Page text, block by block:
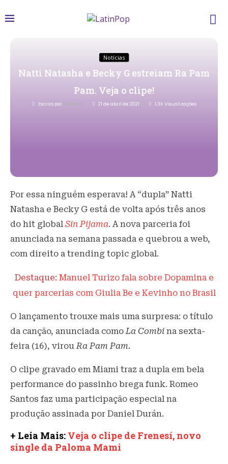
Notícias
Natti Natasha e Becky G estreiam Ra Pam
Pam. Veja o clipe!
Escrito por Redacao 21 de abril de 2021 1,3K Visualizações
Por essa ninguém esperava! A “dupla” Natti
Natasha e Becky G está de volta após três anos
do hit global Sin Pijama. A nova parceria foi
anunciada na semana passada e quebrou a web,
com direito a trending topic global.
Destaque: Manuel Turizo fala sobre Dopamina e
quer parcerias com Giulia Be e Kevinho no Brasil
O lançamento trouxe mais uma surpresa: o título
da canção, anunciada comoLa Combi na sexta-
feira (16), virouRa Pam Pam.
O clipe gravado em Miami traz a dupla em bela
performance do passinho brega funk. Romeo
Santos faz uma participação especial na
produção assinada por Daniel Durán.
+ Leia Mais: Veja o clipe de Frenesí, novo
single da Paloma Mami